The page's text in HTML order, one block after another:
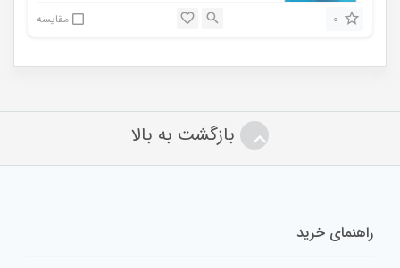
0 مقایسه
بازگشت به بالا
راهنمای خرید